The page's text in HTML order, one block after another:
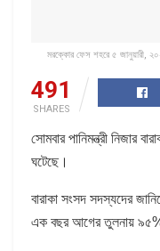
মরক্কোর ফেস শহরে ৫ জানুয়ারী, ২০২৬
491
SHARES
সোমবার পানিমন্ত্রী নিজার
ঘটেছে।
বারাকা সংসদ সদস্যদের
এক বছর আগের তুলনায়